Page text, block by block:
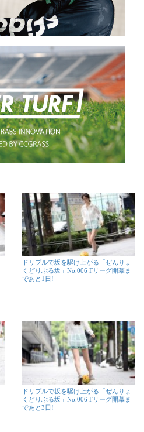
ドリブルで坂を駆け上がる「ぜんりょ
くどりぶる坂」No.006 Fリーグ開幕ま
であと1日!
ドリブルで坂を駆け上がる「ぜんりょ
くどりぶる坂」No.006 Fリーグ開幕ま
であと3日!